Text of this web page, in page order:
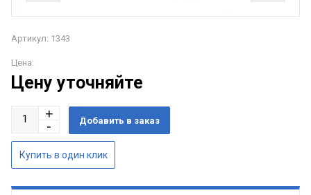
Артикул: 1343
Цена:
Цену уточняйте